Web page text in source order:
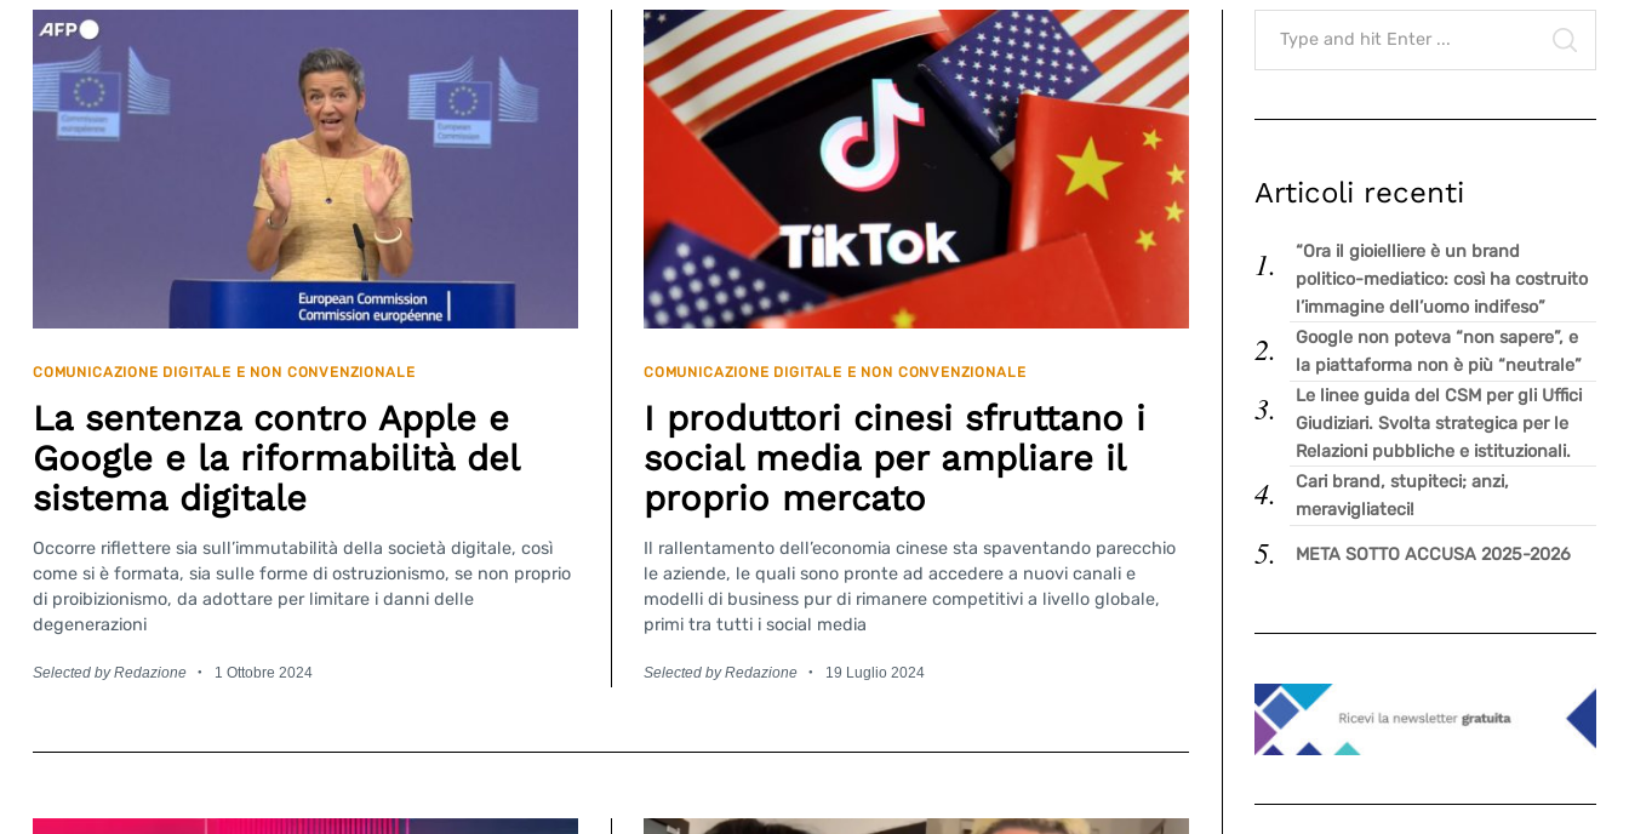
COMUNICAZIONE DIGITALE E NON CONVENZIONALE
La sentenza contro Apple e
Google e la riformabilità del
sistema digitale
Occorre riflettere sia sull’immutabilità della società digitale, così
come si è formata, sia sulle forme di ostruzionismo, se non proprio
di proibizionismo, da adottare per limitare i danni delle
degenerazioni
Selected by Redazione 1 Ottobre 2024
COMUNICAZIONE DIGITALE E NON CONVENZIONALE
I produttori cinesi sfruttano i
social media per ampliare il
proprio mercato
Il rallentamento dell’economia cinese sta spaventando parecchio
le aziende, le quali sono pronte ad accedere a nuovi canali e
modelli di business pur di rimanere competitivi a livello globale,
primi tra tutti i social media
Selected by Redazione 19 Luglio 2024
Search
for:
Articoli recenti
“Ora il gioielliere è un brand
politico-mediatico: così ha costruito
l’immagine dell’uomo indifeso”
Google non poteva “non sapere”, e
la piattaforma non è più “neutrale”
Le linee guida del CSM per gli Uffici
Giudiziari. Svolta strategica per le
Relazioni pubbliche e istituzionali.
Cari brand, stupiteci; anzi,
meravigliateci!
META SOTTO ACCUSA 2025-2026
for: